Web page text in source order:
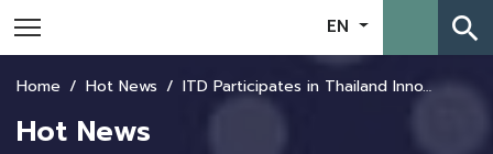
EN search
Home Hot News ITD Participates in Thailand Innovation and Business Forum 2026 in Singapore
Hot News